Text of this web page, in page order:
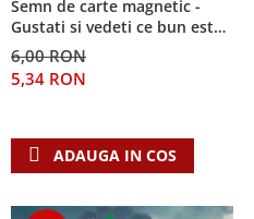
Despre afaceri
Dezvoltare personala
Leadership
Mediu
Semn de carte magnetic -
Gustati si vedeti ce bun este
Domnul!
6,00 RON
5,34 RON
ADAUGA IN COS